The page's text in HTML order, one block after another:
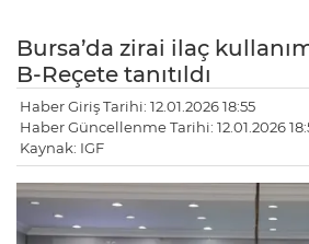
Bursa’da zirai ilaç
B-Reçete tanıtıldı
Haber Giriş Tarihi: 12.01.2026 18:55
Haber Güncellenme Tarihi: 12.01.2026
Kaynak: IGF